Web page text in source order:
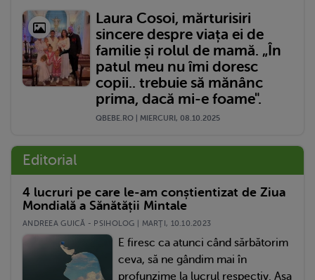
Laura Cosoi, mărturisiri
sincere despre viața ei de
familie și rolul de mamă. „În
patul meu nu îmi doresc
copii.. trebuie să mănânc
prima, dacă mi-e foame".
QBEBE.RO | MIERCURI, 08.10.2025
Editorial
4 lucruri pe care le-am conștientizat de Ziua
Mondială a Sănătății Mintale
ANDREEA GUICĂ - PSIHOLOG | MARŢI, 10.10.2023
E firesc ca atunci când sărbătorim
ceva, să ne gândim mai în
profunzime la lucrul respectiv. Așa